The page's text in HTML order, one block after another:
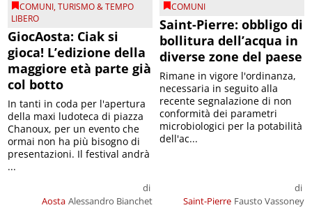
COMUNI,TURISMO & TEMPO
LIBERO
GiocAosta: Ciak si
gioca! L’edizione della
maggiore età parte già
col botto
Aosta
di
Alessandro Bianchet
In tanti in coda per l'apertura
della maxi ludoteca di piazza
Chanoux, per un evento che
ormai non ha più bisogno di
presentazioni. Il festival andrà
...
COMUNI
Saint-Pierre: obbligo di
bollitura dell’acqua in
diverse zone del paese
Saint-Pierre
di
Fausto Vassoney
Rimane in vigore l'ordinanza,
necessaria in seguito alla
recente segnalazione di non
conformità dei parametri
microbiologici per la potabilità
dell'ac...